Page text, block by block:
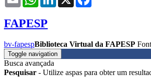
FAPESP
bv-fapespBiblioteca Virtual da FAPESP
Toggle navigation
Busca avançada
Pesquisar - Utilize aspas para obter um